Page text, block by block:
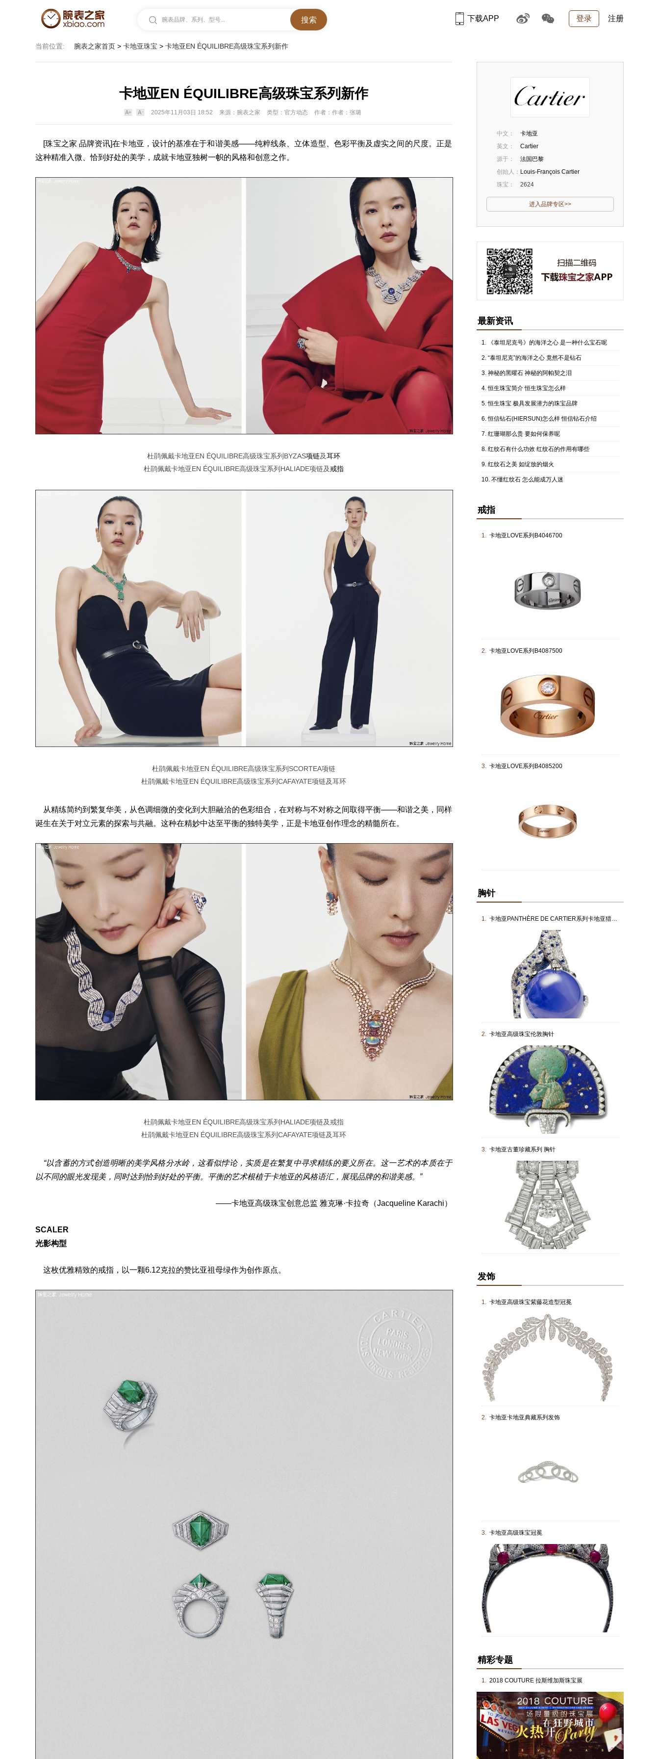
腕表品牌、系列、型号... 登录 注册
下载APP
当前位置: 腕表之家首页 > 卡地亚珠宝 > 卡地亚EN ÉQUILIBRE高级珠宝系列新作
卡地亚EN ÉQUILIBRE高级珠宝系列新作
2025年11月03日 18:52 来源：腕表之家 类型：官方动态 作者：作者：张璐
[珠宝之家 品牌资讯]在卡地亚 ，设计的基准在于和谐美感───纯粹线条、立体造型、色彩平衡及虚实之间的尺度。正是
这种精准入微、恰到好处的美学，成就卡地亚独树一帜的风格和创意之作。
杜鹃佩戴卡地亚EN ÉQUILIBRE高级珠宝系列BYZAS项链及耳环
杜鹃佩戴卡地亚EN ÉQUILIBRE高级珠宝系列HALIADE项链及戒指
杜鹃佩戴卡地亚EN ÉQUILIBRE高级珠宝系列SCORTEA项链
杜鹃佩戴卡地亚EN ÉQUILIBRE高级珠宝系列CAFAYATE项链及耳环
从精练简约到繁复华美，从色调细微的变化到大胆融洽的色彩组合，在对称与不对称之间取得平衡───和谐之美，同样
诞生在关于对立元素的探索与共融。这种在精妙中达至平衡的独特美学，正是卡地亚创作理念的精髓所在。
杜鹃佩戴卡地亚EN ÉQUILIBRE高级珠宝系列HALIADE项链及戒指
杜鹃佩戴卡地亚EN ÉQUILIBRE高级珠宝系列CAFAYATE项链及耳环
“以含蓄的方式创造明晰的美学风格分水岭，这看似悖论，实质是在繁复中寻求精练的要义所在。这一艺术的本质在于
以不同的眼光发现美，同时达到恰到好处的平衡。平衡的艺术根植于卡地亚的风格语汇，展现品牌的和谐美感。”
——卡地亚高级珠宝创意总监 雅克琳·卡拉奇（Jacqueline Karachi）
SCALER
光影构型
这枚优雅精致的戒指，以一颗6.12克拉的赞比亚祖母绿作为创作原点。
中文：
卡地亚
英文：
Cartier
源于：
法国巴黎
创始人： Louis-François Cartier
珠宝：
2624
进入品牌专区>>
最新资讯
《泰坦尼克号》的海洋之心 是一种什么宝石呢
“泰坦尼克”的海洋之心 竟然不是钻石
神秘的黑曜石 神秘的阿帕契之泪
恒生珠宝简介 恒生珠宝怎么样
恒生珠宝 极具发展潜力的珠宝品牌
恒信钻石(HIERSUN)怎么样 恒信钻石介绍
红珊瑚那么贵 要如何保养呢
红纹石有什么功效 红纹石的作用有哪些
红纹石之美 如绽放的烟火
不懂红纹石 怎么能成万人迷
戒指
1. 卡地亚LOVE系列B4046700
2. 卡地亚LOVE系列B4087500
3. 卡地亚LOVE系列B4085200
胸针
1. 卡地亚PANTHÈRE DE CARTIER系列卡地亚猎豹胸针
2. 卡地亚高级珠宝伦敦胸针
3. 卡地亚古董珍藏系列 胸针
发饰
1. 卡地亚高级珠宝紫藤花造型冠冕
2. 卡地亚卡地亚典藏系列发饰
3. 卡地亚高级珠宝冠冕
精彩专题
1. 2018 COUTURE 拉斯维加斯珠宝展